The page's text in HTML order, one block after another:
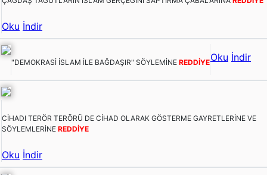
Oku İndir
"DEMOKRASİ İSLAM İLE BAĞDAŞIR" SÖYLEMİNE REDDİYEOku İndir
CİHADI TERÖR TERÖRÜ DE CİHAD OLARAK GÖSTERME GAYRETLERİNE VE
SÖYLEMLERİNE REDDİYE
Oku İndir